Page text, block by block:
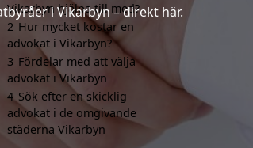
i Vikarbyn – direkt här.
Vikarbyn hjälpa till med?
2 Hur mycket kostar en
advokat i Vikarbyn?
3 Fördelar med att välja
advokat i Vikarbyn
4 Sök efter en skicklig
advokat i de omgivande
städerna Vikarbyn